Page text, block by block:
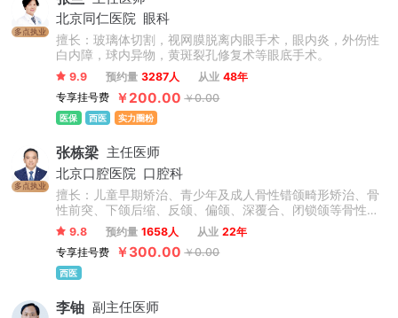
多点执业
北京同仁医院
眼科
擅长：玻璃体切割，视网膜脱离内眼手术，眼内炎，外伤性
白内障，球内异物，黄斑裂孔修复术等眼底手术。
9.9 预约量 3287人 从业 48年
专享挂号费
￥200.00 ￥0.00
医保 西医 实力圈粉
多点执业
张栋梁 主任医师
北京口腔医院
口腔科
擅长：儿童早期矫治、青少年及成人骨性错颌畸形矫治、骨
性前突、下颌后缩、反颌、偏颌、深覆合、闭锁颌等骨性问
题矫治，不拔牙矫治技术，微种植支抗技术，正畸-正颌联合
治疗，牙周-正畸联合治疗，数字化舌侧及无托槽隐形矫治技
术，复杂病例矫治。累计完成矫治案例数万例。
9.8 预约量 1658人 从业 22年
专享挂号费
￥300.00 ￥0.00
西医
李铀 副主任医师